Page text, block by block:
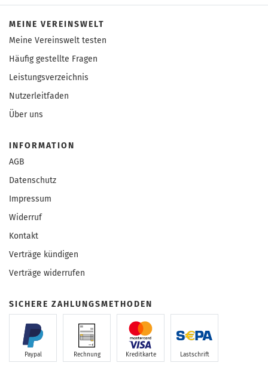
MEINE VEREINSWELT
Meine Vereinswelt testen
Häufig gestellte Fragen
Leistungsverzeichnis
Nutzerleitfaden
Über uns
INFORMATION
AGB
Datenschutz
Impressum
Widerruf
Kontakt
Verträge kündigen
Verträge widerrufen
SICHERE ZAHLUNGSMETHODEN
Paypal Rechnung Kreditkarte Lastschrift